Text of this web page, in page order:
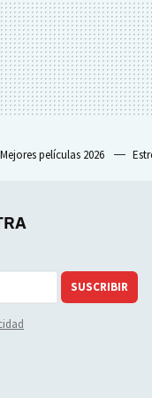
Mejores películas 2026
SUSCRIBIR